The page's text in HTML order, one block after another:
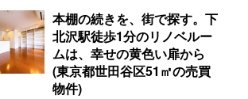
本棚の続きを、街で探す。下
北沢駅徒歩1分のリノベルー
ムは、幸せの黄色い扉から
(東京都世田谷区51㎡の売買
物件)